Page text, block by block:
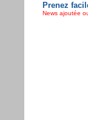
Prenez
News ajoutée